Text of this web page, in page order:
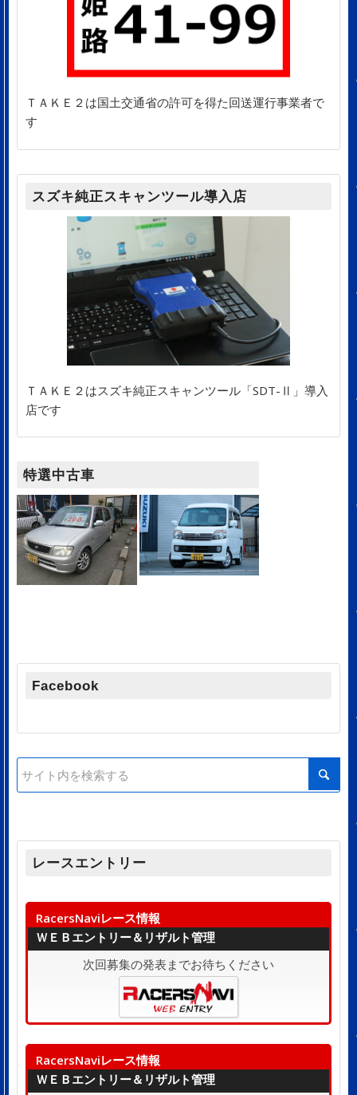
ＴＡＫＥ２は国土交通省の許可を得た回送運行事業者で
す
スズキ純正スキャンツール導入店
ＴＡＫＥ２はスズキ純正スキャンツール「SDT-Ⅱ」導入
店です
特選中古車
Facebook
レースエントリー
RacersNaviレース情報
ＷＥＢエントリー＆リザルト管理
次回募集の発表までお待ちください
RacersNaviレース情報
ＷＥＢエントリー＆リザルト管理